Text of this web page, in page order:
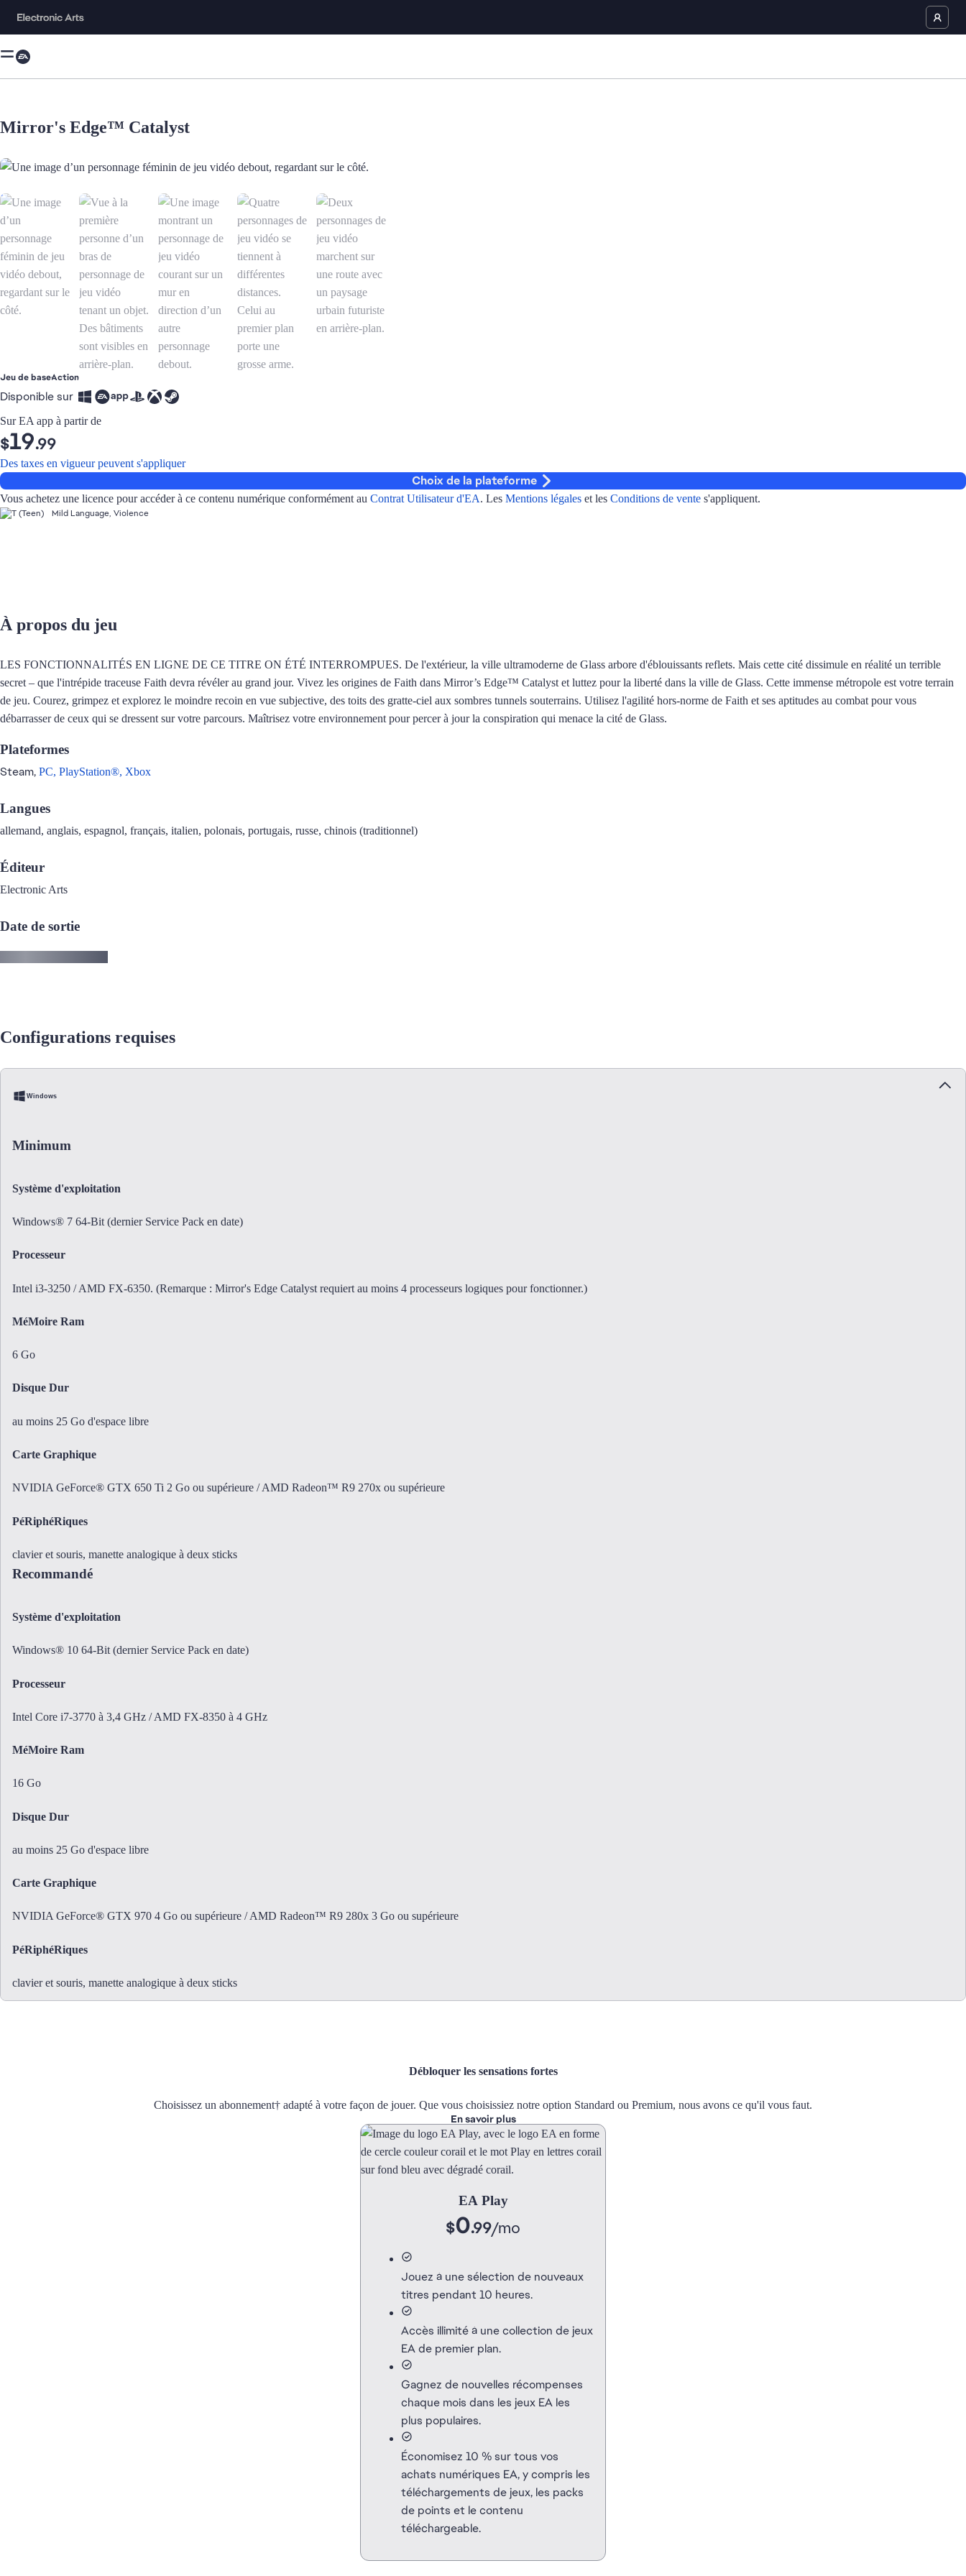
Mirror's Edge™ Catalyst
Une image d’un personnage féminin de jeu vidéo debout, regardant sur le côté. est désormais l’élément actuel dans la Galerie média
Jeu de baseAction
Disponible sur
Sur EA app à partir de
$19.99
Des taxes en vigueur peuvent s'appliquer
Choix de la plateforme
Vous achetez une licence pour accéder à ce contenu numérique conformément au Contrat Utilisateur d'EA. Les Mentions légales et les Conditions de vente s'appliquent.
Mild Language, Violence
À propos du jeu
LES FONCTIONNALITÉS EN LIGNE DE CE TITRE ON ÉTÉ INTERROMPUES. De l'extérieur, la ville ultramoderne de Glass arbore d'éblouissants reflets. Mais cette cité dissimule en réalité un terrible
secret – que l'intrépide traceuse Faith devra révéler au grand jour. Vivez les origines de Faith dans Mirror’s Edge™ Catalyst et luttez pour la liberté dans la ville de Glass. Cette immense métropole est votre terrain
de jeu. Courez, grimpez et explorez le moindre recoin en vue subjective, des toits des gratte-ciel aux sombres tunnels souterrains. Utilisez l'agilité hors-norme de Faith et ses aptitudes au combat pour vous
débarrasser de ceux qui se dressent sur votre parcours. Maîtrisez votre environnement pour percer à jour la conspiration qui menace la cité de Glass.
Plateformes
Steam, PC, PlayStation®, Xbox
Langues
allemand, anglais, espagnol, français, italien, polonais, portugais, russe, chinois (traditionnel)
Éditeur
Electronic Arts
Date de sortie
Configurations requises
Windows
Minimum
Système d'exploitation
Windows® 7 64-Bit (dernier Service Pack en date)
Processeur
Intel i3-3250 / AMD FX-6350. (Remarque : Mirror's Edge Catalyst requiert au moins 4 processeurs logiques pour fonctionner.)
MéMoire Ram
6 Go
Disque Dur
au moins 25 Go d'espace libre
Carte Graphique
NVIDIA GeForce® GTX 650 Ti 2 Go ou supérieure / AMD Radeon™ R9 270x ou supérieure
PéRiphéRiques
clavier et souris, manette analogique à deux sticks
Recommandé
Système d'exploitation
Windows® 10 64-Bit (dernier Service Pack en date)
Processeur
Intel Core i7-3770 à 3,4 GHz / AMD FX-8350 à 4 GHz
MéMoire Ram
16 Go
Disque Dur
au moins 25 Go d'espace libre
Carte Graphique
NVIDIA GeForce® GTX 970 4 Go ou supérieure / AMD Radeon™ R9 280x 3 Go ou supérieure
PéRiphéRiques
clavier et souris, manette analogique à deux sticks
Débloquer les sensations fortes
Choisissez un abonnement† adapté à votre façon de jouer. Que vous choisissiez notre option Standard ou Premium, nous avons ce qu'il vous faut.
En savoir plus
EA Play
$0.99/mo
Jouez à une sélection de nouveaux
titres pendant 10 heures.
Accès illimité à une collection de jeux
EA de premier plan.
Gagnez de nouvelles récompenses
chaque mois dans les jeux EA les
plus populaires.
Économisez 10 % sur tous vos
achats numériques EA, y compris les
téléchargements de jeux, les packs
de points et le contenu
téléchargeable.